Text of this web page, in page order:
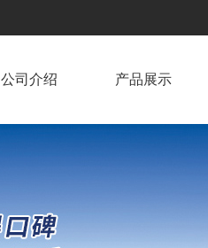
公司介绍 产品展示